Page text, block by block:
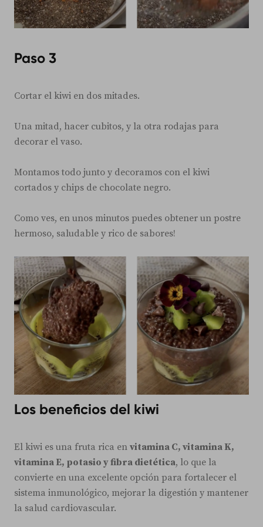
Paso 3
Cortar el kiwi en dos mitades.
Una mitad, hacer cubitos, y la otra rodajas para
decorar el vaso.
Montamos todo junto y decoramos con el kiwi
cortados y chips de chocolate negro.
Como ves, en unos minutos puedes obtener un postre
hermoso, saludable y rico de sabores!
Los beneficios del kiwi
El kiwi es una fruta rica en vitamina C, vitamina K,
vitamina E, potasio y fibra dietética, lo que la
convierte en una excelente opción para fortalecer el
sistema inmunológico, mejorar la digestión y mantener
la salud cardiovascular.